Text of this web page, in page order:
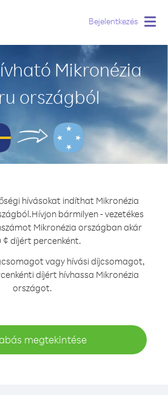
Bejelentkezés
Mikronézia
országból
hívásokat indíthat Mikronézia
Hívjon bármilyen - vezetékes
Mikronézia országban akár
¢ díjért percenként.
vagy hívási díjcsomagot,
díjért hívhassa Mikronézia
országot.
megtekintése